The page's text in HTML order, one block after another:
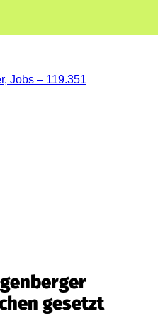
gesetzt